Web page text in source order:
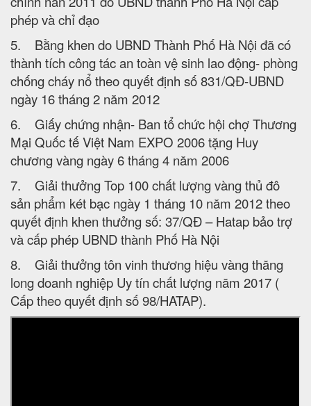
phép và chỉ đạo
5. Bằng khen do UBND Thành Phố Hà Nội đã có
thành tích công tác an toàn vệ sinh lao động- phòng
chống cháy nổ theo quyết định số 831/QĐ-UBND
ngày 16 tháng 2 năm 2012
6. Giấy chứng nhận- Ban tổ chức hội chợ Thương
Mại Quốc tế Việt Nam EXPO 2006 tặng Huy
chương vàng ngày 6 tháng 4 năm 2006
7. Giải thưởng Top 100 chất lượng vàng thủ đô
sản phẩm két bạc ngày 1 tháng 10 năm 2012 theo
quyết định khen thưởng số: 37/QĐ – Hatap bảo trợ
và cấp phép UBND thành Phố Hà Nội
8. Giải thưởng tôn vinh thương hiệu vàng thăng
long doanh nghiệp Uy tín chất lượng năm 2017 (
Cấp theo quyết định số 98/HATAP).